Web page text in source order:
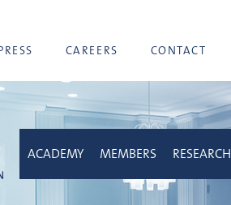
CAREERS CONTACT
ACADEMY MEMBERS RESEARCH